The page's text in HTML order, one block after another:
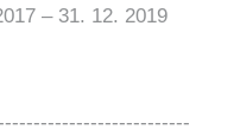
– 31. 12. 2019